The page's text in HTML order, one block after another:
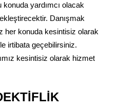
yardımcı olacak
Danışmak
her konuda kesintisiz olarak
irtibata geçebilirsiniz.
kesintisiz olarak hizmet